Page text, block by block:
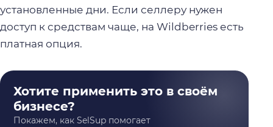
установленные дни. Если селлеру нужен
доступ к средствам чаще, на Wildberries есть
платная опция.
Хотите применить это в своём
бизнесе?
Покажем, как SelSup помогает